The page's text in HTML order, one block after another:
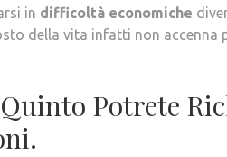
in difficoltà economiche
della vita infatti non accenna
Potrete